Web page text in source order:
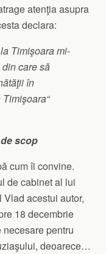
atenţia asupra
declara:
Timişoara mi-
care să
în
scop
cum îi convine.
de cabinet al lui
acestui autor,
18 decembrie
necesare pentru
deoarece…